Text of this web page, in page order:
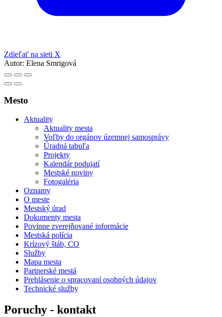
Zdieľať na sieti X
Autor: Elena Smrigová
Mesto
Aktuality
Aktuality mesta
Voľby do orgánov územnej samosprávy
Úradná tabuľa
Projekty
Kalendár podujatí
Mestské noviny
Fotogaléria
Oznamy
O meste
Mestský úrad
Dokumenty mesta
Povinne zverejňované informácie
Mestská polícia
Krízový štáb, CO
Služby
Mapa mesta
Partnerské mestá
Prehlásenie o spracovaní osobných údajov
Technické služby
Poruchy - kontakt